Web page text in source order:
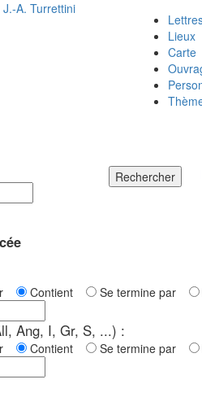
J.-A. Turrettini
Lieux
Carte
Rechercher
Contient Se termine par
Ang, I, Gr, S, ...) :
Contient Se termine par